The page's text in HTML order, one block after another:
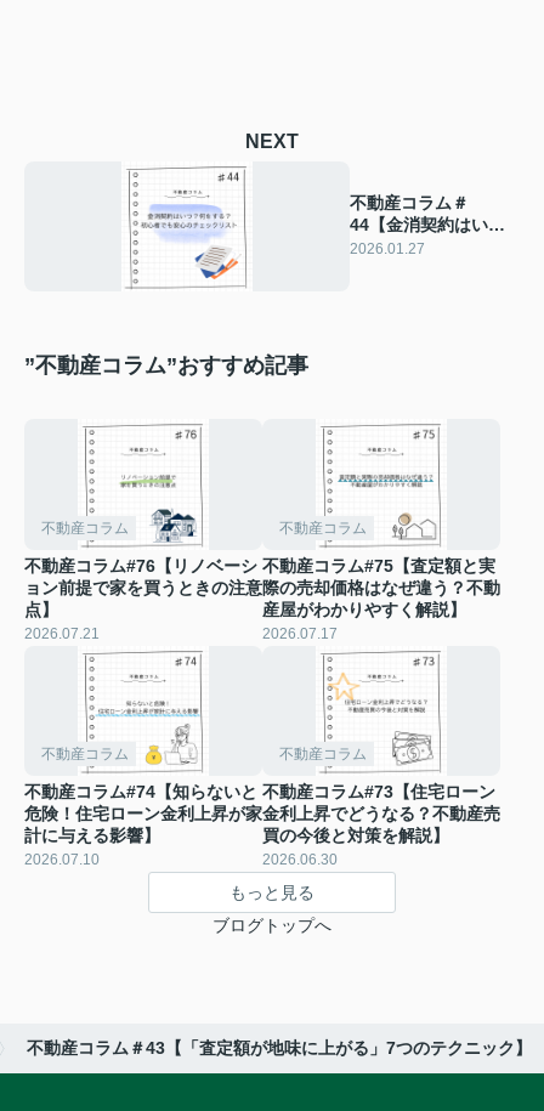
NEXT
不動産コラム＃
44【金消契約はい
つ？何する？初心者
2026.01.27
”不動産コラム”おすすめ記事
不動産コラム
不動産コラム#76【リノベーシ
ョン前提で家を買うときの注意
点】
2026.07.21
不動産コラム
不動産コラム#75【査定額と実
際の売却価格はなぜ違う？不動
産屋がわかりやすく解説】
2026.07.17
不動産コラム
不動産コラム#74【知らないと
危険！住宅ローン金利上昇が家
計に与える影響】
2026.07.10
不動産コラム
不動産コラム#73【住宅ローン
金利上昇でどうなる？不動産売
買の今後と対策を解説】
2026.06.30
もっと見る
ブログトップへ
不動産コラム＃43【「査定額が地味に上がる」7つのテクニック】